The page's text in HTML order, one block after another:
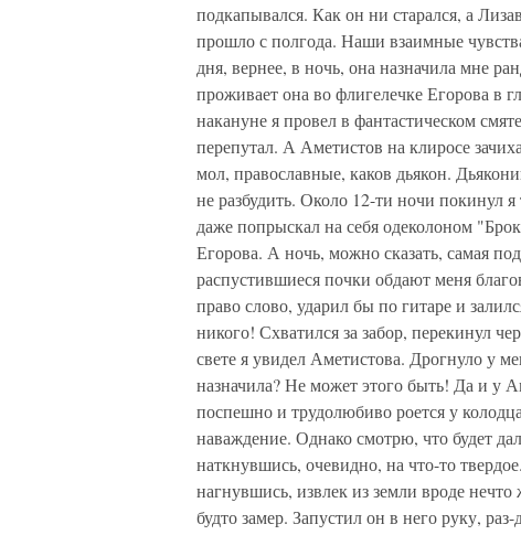
подкапывался. Как он ни старался, а
прошло с полгода. Наши взаимные
дня, вернее, в ночь, она назначила мне
проживает она во флигелечке Егорова в
накануне я провел в фантастическом
перепутал. А Аметистов на клиросе
мол, православные, каков дьякон.
не разбудить. Около 12-ти ночи покинул
даже попрыскал на себя одеколоном
Егорова. А ночь, можно сказать, самая
распустившиеся почки обдают меня
право слово, ударил бы по гитаре и
никого! Схватился за забор, перекинул
свете я увидел Аметистова. Дрогнуло у
назначила? Не может этого быть! Да и у
поспешно и трудолюбиво роется у
наваждение. Однако смотрю, что будет
наткнувшись, очевидно, на что-то
нагнувшись, извлек из земли вроде
будто замер. Запустил он в него руку,